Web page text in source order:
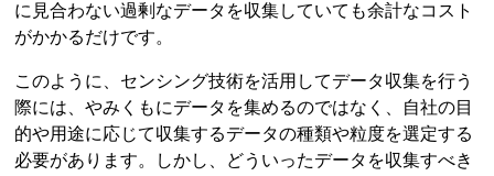
に見合わない過剰なデータを収集していても余計なコスト
がかかるだけです。
このように、センシング技術を活用してデータ収集を行う
際には、やみくもにデータを集めるのではなく、自社の目
的や用途に応じて収集するデータの種類や粒度を選定する
必要があります。しかし、どういったデータを収集すべき